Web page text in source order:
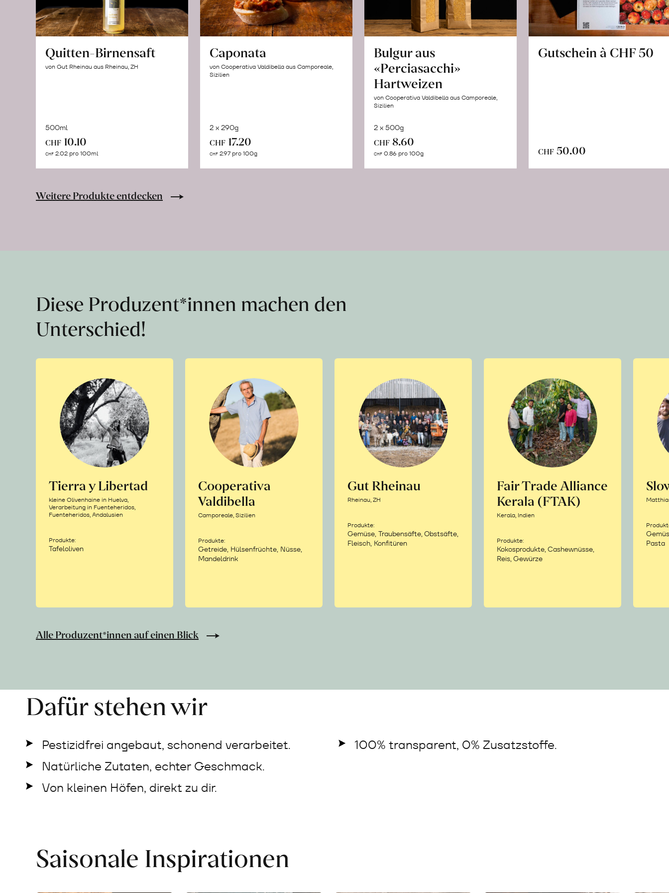
Quitten-Birnensaft
von Gut Rheinau aus Rheinau, ZH
500ml
CHF 10.10
CHF 2.02 pro 100ml
Caponata
von Cooperativa Valdibella aus Camporeale,
Sizilien
2 x 290g
CHF 17.20
CHF 2.97 pro 100g
Bulgur aus
«Perciasacchi»
Hartweizen
von Cooperativa Valdibella aus Camporeale,
Sizilien
2 x 500g
CHF 8.60
CHF 0.86 pro 100g
Gutschein à CHF 50
CHF 50.00
Warenkorb
Weitere Produkte entdecken
Diese Produzent*innen machen den
Unterschied!
Tierra y Libertad
kleine Olivenhaine in Huelva,
Verarbeitung in Fuenteheridos,
Fuenteheridos, Andalusien
Produkte:
Tafeloliven
Cooperativa
Valdibella
Camporeale, Sizilien
Produkte:
Getreide, Hülsenfrüchte, Nüsse,
Mandeldrink
Gut Rheinau
Rheinau, ZH
Produkte:
Gemüse, Traubensäfte, Obstsäfte,
Fleisch, Konfitüren
Fair Trade Alliance
Kerala (FTAK)
Kerala, Indien
Produkte:
Kokosprodukte, Cashewnüsse,
Reis, Gewürze
Pasta
Alle Produzent*innen auf einen Blick
Dafür stehen wir
Pestizidfrei angebaut, schonend verarbeitet.
Natürliche Zutaten, echter Geschmack.
Von kleinen Höfen, direkt zu dir.
100% transparent, 0% Zusatzstoffe.
Saisonale Inspirationen